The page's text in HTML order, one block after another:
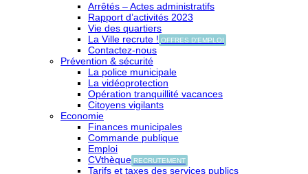
Arrêtés – Actes administratifs
Rapport d’activités 2023
Vie des quartiers
La Ville recrute ! OFFRES D'EMPLOI
Contactez-nous
Prévention & sécurité
La police municipale
La vidéoprotection
Opération tranquillité vacances
Citoyens vigilants
Economie
Finances municipales
Commande publique
Emploi
CVthèque RECRUTEMENT
Tarifs et taxes des services publics